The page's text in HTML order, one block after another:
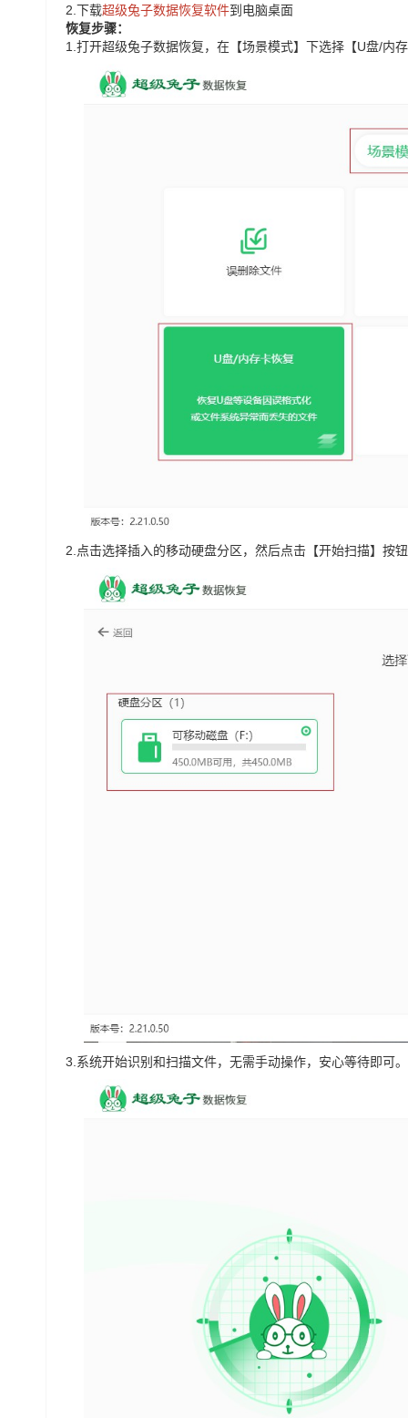
2. 下载超级兔子数据恢复软件到电脑桌面
恢复步骤：
1. 打开超级兔子数据恢复，在【场景模式】下选择【U盘/内
2.点击选择插入的移动硬盘分区，然后点击【开始扫描】按
3. 系统开始识别和扫描文件，无需手动操作，安心等待即可。